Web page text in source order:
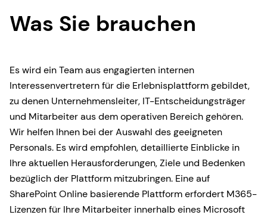
Was Sie brauchen
Es wird ein Team aus engagierten internen
Interessenvertretern für die Erlebnisplattform gebildet,
zu denen Unternehmensleiter, IT-Entscheidungsträger
und Mitarbeiter aus dem operativen Bereich gehören.
Wir helfen Ihnen bei der Auswahl des geeigneten
Personals. Es wird empfohlen, detaillierte Einblicke in
Ihre aktuellen Herausforderungen, Ziele und Bedenken
bezüglich der Plattform mitzubringen. Eine auf
SharePoint Online basierende Plattform erfordert M365-
Lizenzen für Ihre Mitarbeiter innerhalb eines Microsoft